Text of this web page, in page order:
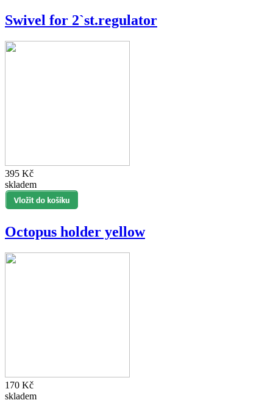
Swivel for 2`st.regulator
395 Kč
skladem
Octopus holder yellow
170 Kč
skladem